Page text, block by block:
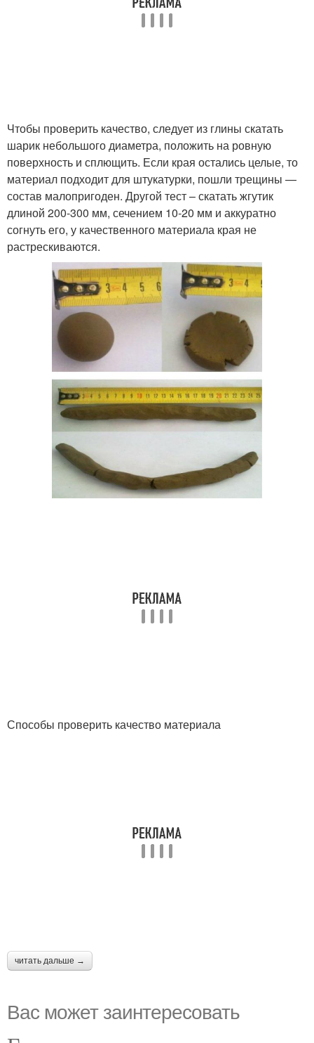
Чтобы проверить качество, следует из глины скатать
шарик небольшого диаметра, положить на ровную
поверхность и сплющить. Если края остались целые, то
материал подходит для штукатурки, пошли трещины —
состав малопригоден. Другой тест – скатать жгутик
длиной 200-300 мм, сечением 10-20 мм и аккуратно
согнуть его, у качественного материала края не
растрескиваются.
Способы проверить качество материала
читать дальше →
Вас может заинтересовать